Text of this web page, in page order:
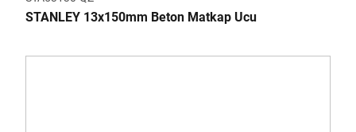
STANLEY 13x150mm Beton Matkap Ucu